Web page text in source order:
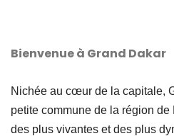
Bienvenue à Grand Dakar
Nichée au cœur de la capitale,
petite commune de la région de
des plus vivantes et des plus